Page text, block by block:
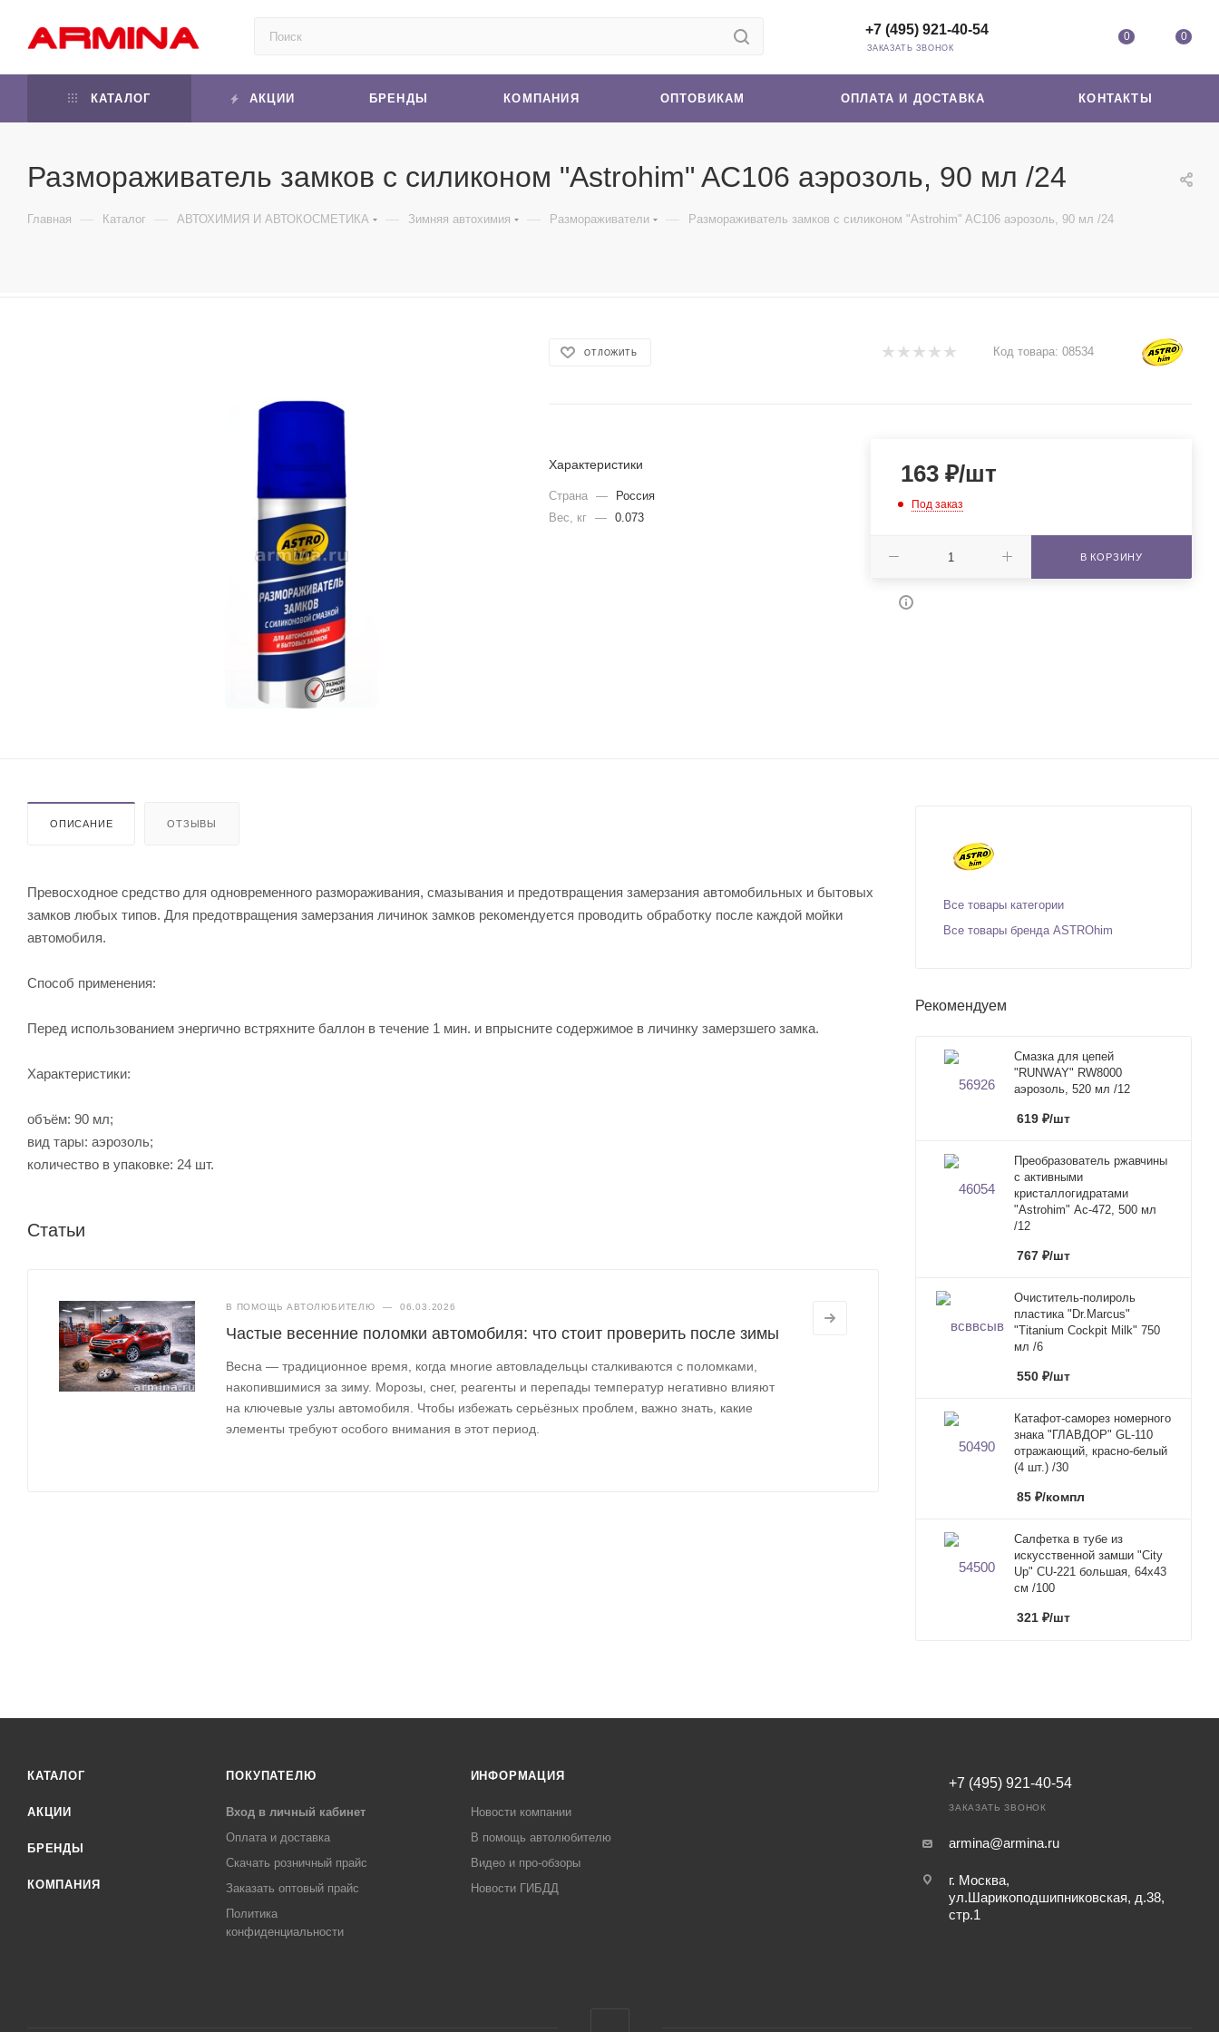
0 0
+7 (495) 921-40-54
ЗАКАЗАТЬ ЗВОНОК
КАТАЛОГ АКЦИИ БРЕНДЫ КОМПАНИЯ ОПТОВИКАМ ОПЛАТА И ДОСТАВКА КОНТАКТЫ
Размораживатель замков с силиконом "Astrohim" AC106 аэрозоль, 90 мл /24
Главная — Каталог — АВТОХИМИЯ И АВТОКОСМЕТИКА — Зимняя автохимия — Размораживатели — Размораживатель замков с силиконом "Astrohim" AC106 аэрозоль, 90 мл /24
ОТЛОЖИТЬ Код товара: 08534
Характеристики
Страна —
Россия
Вес, кг
— 0.073
163₽/шт
Под заказ
В КОРЗИНУ
ОПИСАНИЕ ОТЗЫВЫ
Превосходное средство для одновременного размораживания, смазывания и предотвращения замерзания автомобильных и бытовых
замков любых типов. Для предотвращения замерзания личинок замков рекомендуется проводить обработку после каждой мойки
автомобиля.
Способ применения:
Перед использованием энергично встряхните баллон в течение 1 мин. и впрысните содержимое в личинку замерзшего замка.
Характеристики:
объём: 90 мл;
вид тары: аэрозоль;
количество в упаковке: 24 шт.
Статьи
В ПОМОЩЬ АВТОЛЮБИТЕЛЮ — 06.03.2026
Частые весенние поломки автомобиля: что стоит проверить после зимы
Весна — традиционное время, когда многие автовладельцы сталкиваются с поломками,
накопившимися за зиму. Морозы, снег, реагенты и перепады температур негативно влияют
на ключевые узлы автомобиля. Чтобы избежать серьёзных проблем, важно знать, какие
элементы требуют особого внимания в этот период.
Все товары категории
Все товары бренда ASTROhim
Рекомендуем
Смазка для цепей
"RUNWAY" RW8000
аэрозоль, 520 мл /12
619 ₽/шт
Преобразователь ржавчины
с активными
кристаллогидратами
"Astrohim" Ас-472, 500 мл
/12
767 ₽/шт
Очиститель-полироль
пластика "Dr.Marcus"
"Titanium Cockpit Milk" 750
мл /6
550 ₽/шт
Катафот-саморез номерного
знака "ГЛАВДОР" GL-110
отражающий, красно-белый
(4 шт.) /30
85 ₽/компл
Салфетка в тубе из
искусственной замши "City
Up" CU-221 большая, 64x43
см /100
321 ₽/шт
КАТАЛОГ
АКЦИИ
БРЕНДЫ
КОМПАНИЯ
ПОКУПАТЕЛЮ
Вход в личный кабинет
Оплата и доставка
Скачать розничный прайс
Заказать оптовый прайс
Политика
конфиденциальности
ИНФОРМАЦИЯ
Новости компании
В помощь автолюбителю
Видео и про-обзоры
Новости ГИБДД
+7 (495) 921-40-54
ЗАКАЗАТЬ ЗВОНОК
armina@armina.ru
г. Москва,
ул.Шарикоподшипниковская, д.38,
стр.1